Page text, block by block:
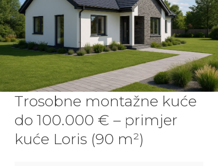
Trosobne montažne kuće
do 100.000 € – primjer
kuće Loris (90 m²)